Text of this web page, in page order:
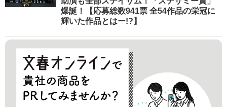
爆誕！【応募総数941票 全54作品の栄冠に
輝いた作品とはー!?】